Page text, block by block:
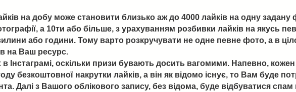
на добу може становити близько аж до 4000 лайків на одну
а 10ти або більше, з урахуванням розбивки лайків на якусь
або години. Тому варто розкручувати не одне певне фото, а в
на Ваш ресурс.
оскільки призи бувають досить вагомими. Напевно, кожен
безкоштовної накрутки лайків, а він як відомо існує, то Вам буде
Далі з Вашого облікового запису, без відома, буде відбуватися